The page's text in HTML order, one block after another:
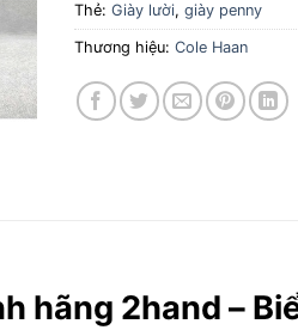
Thẻ: Giày lười, giày penny
Thương hiệu: Cole Haan
hãng 2hand –